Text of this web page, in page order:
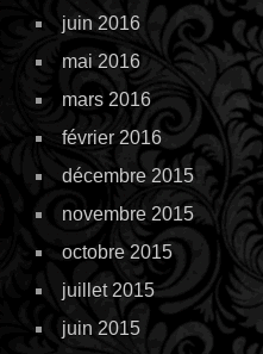
juin 2016
mai 2016
mars 2016
février 2016
décembre 2015
novembre 2015
octobre 2015
juillet 2015
juin 2015